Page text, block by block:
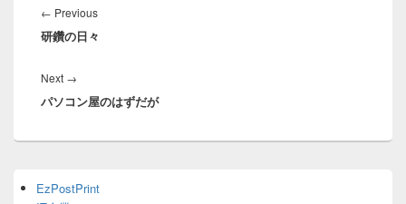
稿
ナ
ゲ
シ
← PreviousPrevious
post:
研鑽の日々
Next →
post:
パソコン屋のはずだが
SidebarEzPostPrint